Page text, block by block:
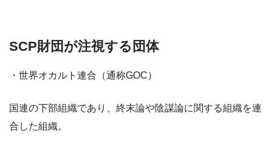
SCP財団が注視する団体
・世界オカルト連合（通称GOC）
国連の下部組織であり、終末論や陰謀論に関する組織を連
合した組織。